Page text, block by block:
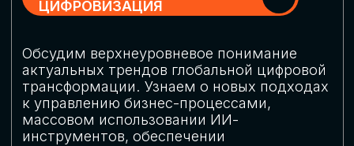
РОБОТИЗАЦИЯ
Узнаем, в каких отраслях ИИ
«материализуется», какие роботы
решают сложные бизнес-задачи, а где
только обсуждают концепции
роботизации и потенциальные бюджеты
на тестирование образцов